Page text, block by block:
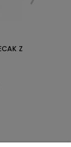
DIMATEX